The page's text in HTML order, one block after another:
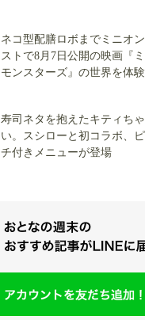
ネコ型配膳ロボまでミニオ
ストで8月7日公開の映画『
モンスターズ』の世界を体験
寿司ネタを抱えたキティち
い。スシローと初コラボ、
チ付きメニューが登場